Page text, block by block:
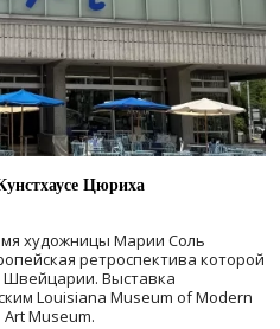
Цюриха
художницы Марии Соль
ретроспектива которой
Выставка
Louisiana Museum of Modern
Museum.